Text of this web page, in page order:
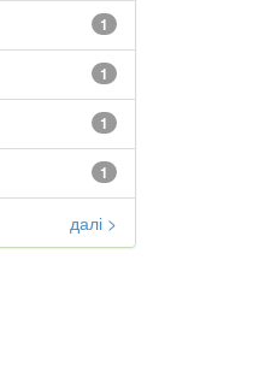
1
1
1
1
далі >